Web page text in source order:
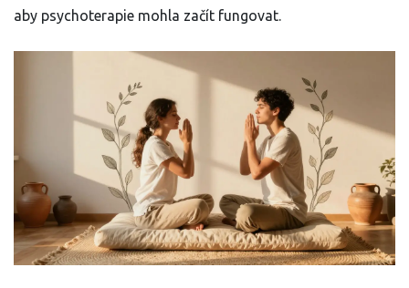
aby psychoterapie mohla začít fungovat.